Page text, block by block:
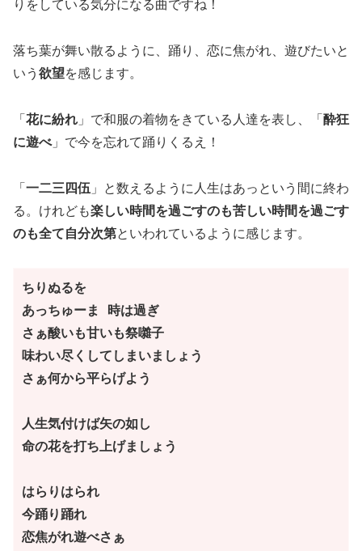
りをしている気分になる曲ですね！
落ち葉が舞い散るように、踊り、恋に焦がれ、遊びたいと
いう 欲望を感じます。
「 花に紛れ 」で和服の着物をきている人達を表し、「 酔狂
に遊べ」で今を忘れて踊りくるえ！
「 一二三四伍 」と数えるように人生はあっという間に終わ
る。けれども楽しい時間を過ごすのも苦しい時間を過ごす
のも全て自分次第といわれているように感じます。
ちりぬるを
あっちゅーま 時は過ぎ
さぁ酸いも甘いも祭囃子
味わい尽くしてしまいましょう
さぁ何から平らげよう
人生気付けば矢の如し
命の花を打ち上げましょう
はらりはられ
今踊り踊れ
恋焦がれ遊べさぁ